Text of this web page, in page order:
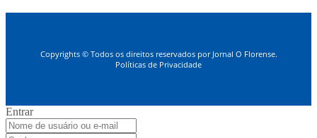
Copyrights © Todos os direitos reservados por Jornal O Florense.
Políticas de Privacidade
Entrar